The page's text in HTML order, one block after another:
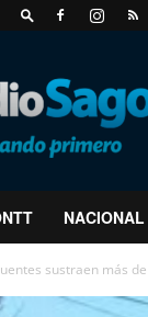
NACIONAL
sustraen más